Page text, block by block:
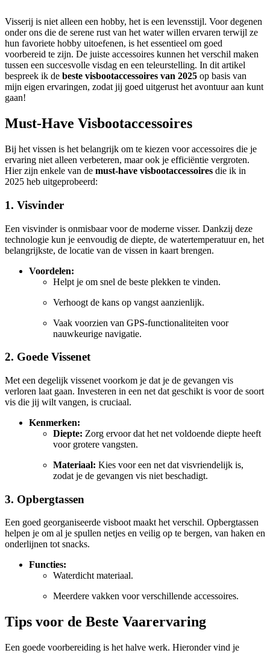
Visserij is niet alleen een hobby, het is een levensstijl. Voor degenen
onder ons die de serene rust van het water willen ervaren terwijl ze
hun favoriete hobby uitoefenen, is het essentieel om goed
voorbereid te zijn. De juiste accessoires kunnen het verschil maken
tussen een succesvolle visdag en een teleurstelling. In dit artikel
bespreek ik de beste visbootaccessoires van 2025 op basis van
mijn eigen ervaringen, zodat jij goed uitgerust het avontuur aan kunt
gaan!
Must-Have Visbootaccessoires
Bij het vissen is het belangrijk om te kiezen voor accessoires die je
ervaring niet alleen verbeteren, maar ook je efficiëntie vergroten.
Hier zijn enkele van de must-have visbootaccessoires die ik in
2025 heb uitgeprobeerd:
1. Visvinder
Een visvinder is onmisbaar voor de moderne visser. Dankzij deze
technologie kun je eenvoudig de diepte, de watertemperatuur en, het
belangrijkste, de locatie van de vissen in kaart brengen.
Voordelen:
Helpt je om snel de beste plekken te vinden.
Verhoogt de kans op vangst aanzienlijk.
Vaak voorzien van GPS-functionaliteiten voor
nauwkeurige navigatie.
2. Goede Vissenet
Met een degelijk vissenet voorkom je dat je de gevangen vis
verloren laat gaan. Investeren in een net dat geschikt is voor de soort
vis die jij wilt vangen, is cruciaal.
Kenmerken:
Diepte: Zorg ervoor dat het net voldoende diepte heeft
voor grotere vangsten.
Materiaal: Kies voor een net dat visvriendelijk is,
zodat je de gevangen vis niet beschadigt.
3. Opbergtassen
Een goed georganiseerde visboot maakt het verschil. Opbergtassen
helpen je om al je spullen netjes en veilig op te bergen, van haken en
onderlijnen tot snacks.
Functies:
Waterdicht materiaal.
Meerdere vakken voor verschillende accessoires.
Tips voor de Beste Vaarervaring
Een goede voorbereiding is het halve werk. Hieronder vind je